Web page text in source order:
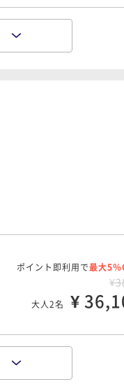
ポイント即利用で
¥
大人2名 ¥
ポイント即利用で最大5％
大人2名 ¥
ポイント即利用で